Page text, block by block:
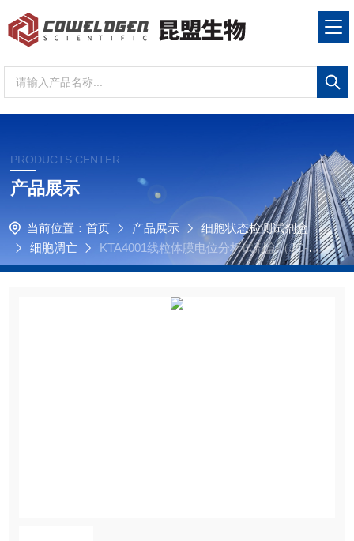
PRODUCTS CENTER
产品展示
当前位置： 首页 产品展示
细胞状态检测试剂盒
细胞凋亡
KTA4001线粒体膜电位分析试剂盒（JC-
1）